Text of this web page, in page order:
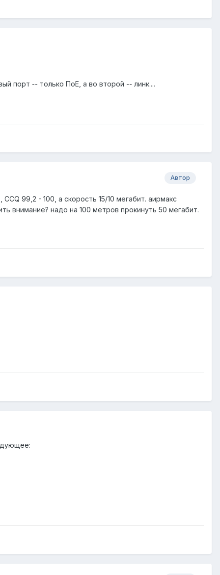
порт -- только ПоЕ, а во второй -- линк....
Автор
99,2 - 100, а скорость 15/10 мегабит. аирмакс
внимание? надо на 100 метров прокинуть 50 мегабит.